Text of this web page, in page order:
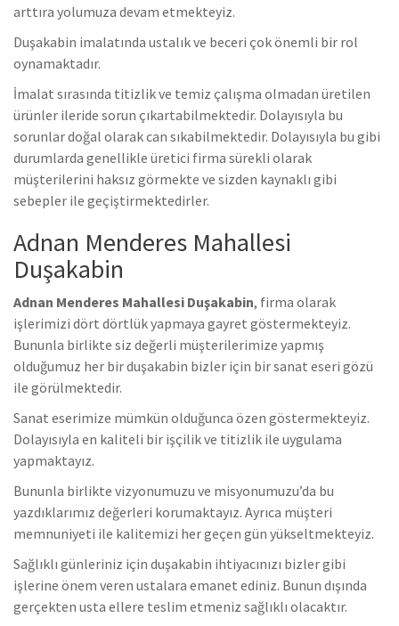
arttıra yolumuza devam etmekteyiz.
Duşakabin imalatında ustalık ve beceri çok önemli bir rol
oynamaktadır.
İmalat sırasında titizlik ve temiz çalışma olmadan üretilen
ürünler ileride sorun çıkartabilmektedir. Dolayısıyla bu
sorunlar doğal olarak can sıkabilmektedir. Dolayısıyla bu gibi
durumlarda genellikle üretici firma sürekli olarak
müşterilerini haksız görmekte ve sizden kaynaklı gibi
sebepler ile geçiştirmektedirler.
Adnan Menderes Mahallesi
Duşakabin
Adnan Menderes Mahallesi Duşakabin, firma olarak
işlerimizi dört dörtlük yapmaya gayret göstermekteyiz.
Bununla birlikte siz değerli müşterilerimize yapmış
olduğumuz her bir duşakabin bizler için bir sanat eseri gözü
ile görülmektedir.
Sanat eserimize mümkün olduğunca özen göstermekteyiz.
Dolayısıyla en kaliteli bir işçilik ve titizlik ile uygulama
yapmaktayız.
Bununla birlikte vizyonumuzu ve misyonumuzu’da bu
yazdıklarımız değerleri korumaktayız. Ayrıca müşteri
memnuniyeti ile kalitemizi her geçen gün yükseltmekteyiz.
Sağlıklı günleriniz için duşakabin ihtiyacınızı bizler gibi
işlerine önem veren ustalara emanet ediniz. Bunun dışında
gerçekten usta ellere teslim etmeniz sağlıklı olacaktır.